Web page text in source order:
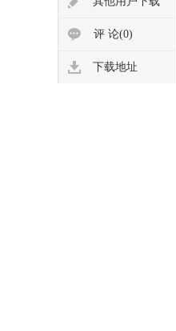
评 论(0)
下载地址